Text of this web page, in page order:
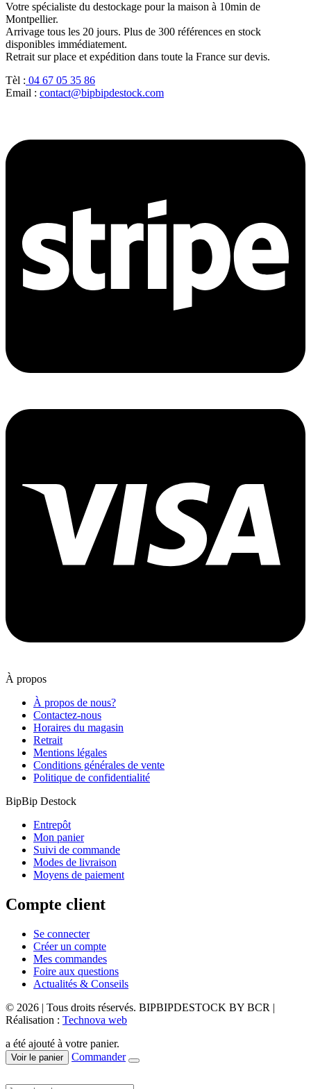
était :
1
093,00 €.
est :
665,00 €.
Votre spécialiste du destockage pour la maison à 10min de
Montpellier.
Arrivage tous les 20 jours. Plus de 300 références en stock
disponibles immédiatement.
Retrait sur place et expédition dans toute la France sur devis.
Tèl : 04 67 05 35 86
Email : contact@bipbipdestock.com
À propos
À propos de nous?
Contactez-nous
Horaires du magasin
Retrait
Mentions légales
Conditions générales de vente
Politique de confidentialité
BipBip Destock
Entrepôt
Mon panier
Suivi de commande
Modes de livraison
Moyens de paiement
Compte client
Se connecter
Créer un compte
Mes commandes
Foire aux questions
Actualités & Conseils
© 2026 | Tous droits réservés. BIPBIPDESTOCK BY BCR |
Réalisation : Technova web
a été ajouté à votre panier.
Voir le panier Commander